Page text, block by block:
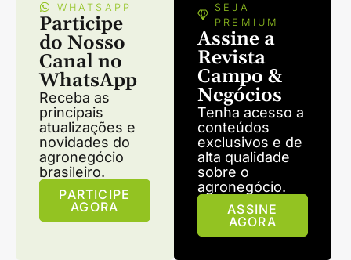
WHATSAPP
Participe
do Nosso
Canal no
WhatsApp
Receba as
principais
atualizações e
novidades do
agronegócio
brasileiro.
PARTICIPE
AGORA
SEJA
PREMIUM
Assine a
Revista
Campo &
Negócios
Tenha acesso a
conteúdos
exclusivos e de
alta qualidade
sobre o
agronegócio.
ASSINE
AGORA